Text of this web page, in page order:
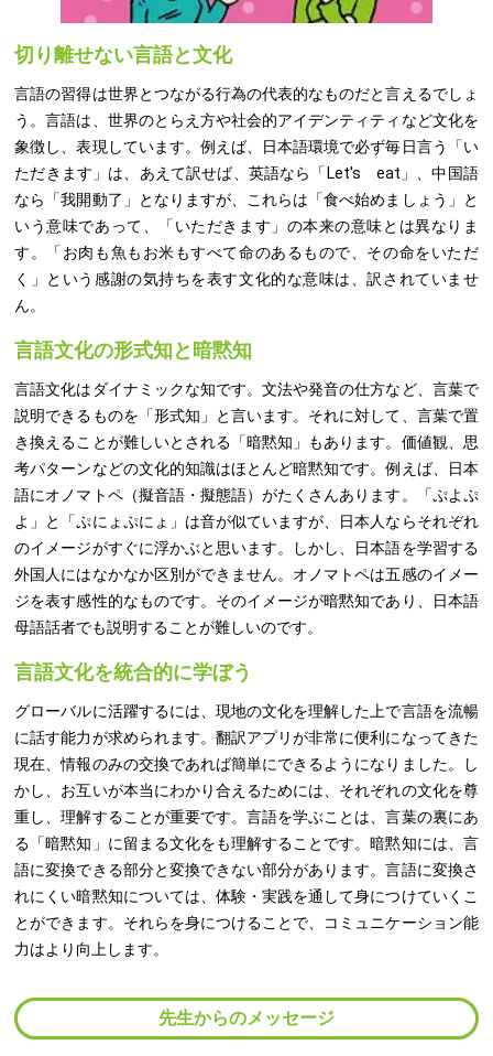
切り離せない言語と文化
言語の習得は世界とつながる行為の代表的なものだと言えるでしょ
う。言語は、世界のとらえ方や社会的アイデンティティなど文化を
象徴し、表現しています。例えば、日本語環境で必ず毎日言う「い
ただきます」は、あえて訳せば、英語なら「Let's eat」、中国語
なら「我開動了」となりますが、これらは「食べ始めましょう」と
いう意味であって、「いただきます」の本来の意味とは異なりま
す。「お肉も魚もお米もすべて命のあるもので、その命をいただ
く」という感謝の気持ちを表す文化的な意味は、訳されていませ
ん。
言語文化の形式知と暗黙知
言語文化はダイナミックな知です。文法や発音の仕方など、言葉で
説明できるものを「形式知」と言います。それに対して、言葉で置
き換えることが難しいとされる「暗黙知」もあります。価値観、思
考パターンなどの文化的知識はほとんど暗黙知です。例えば、日本
語にオノマトペ（擬音語・擬態語）がたくさんあります。「ぷよぷ
よ」と「ぷにょぷにょ」は音が似ていますが、日本人ならそれぞれ
のイメージがすぐに浮かぶと思います。しかし、日本語を学習する
外国人にはなかなか区別ができません。オノマトペは五感のイメー
ジを表す感性的なものです。そのイメージが暗黙知であり、日本語
母語話者でも説明することが難しいのです。
言語文化を統合的に学ぼう
グローバルに活躍するには、現地の文化を理解した上で言語を流暢
に話す能力が求められます。翻訳アプリが非常に便利になってきた
現在、情報のみの交換であれば簡単にできるようになりました。し
かし、お互いが本当にわかり合えるためには、それぞれの文化を尊
重し、理解することが重要です。言語を学ぶことは、言葉の裏にあ
る「暗黙知」に留まる文化をも理解することです。暗黙知には、言
語に変換できる部分と変換できない部分があります。言語に変換さ
れにくい暗黙知については、体験・実践を通して身につけていくこ
とができます。それらを身につけることで、コミュニケーション能
力はより向上します。
先生からのメッセージ